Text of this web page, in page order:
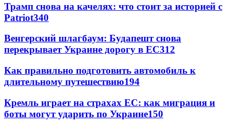
Трамп снова на качелях: что стоит за историей с
Patriot340
Венгерский шлагбаум: Будапешт снова
перекрывает Украине дорогу в ЕС312
Как правильно подготовить автомобиль к
длительному путешествию194
Кремль играет на страхах ЕС: как миграция и
боты могут ударить по Украине150